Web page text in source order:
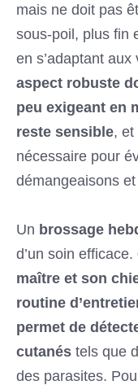
mais ne doit pas
sous-poil, plus fin
en s’adaptant
aspect robuste
peu exigeant en
reste sensible, et
nécessaire pour
démangeaisons
Un brossage
d’un soin efficace.
maître et son
routine
permet de
cutanés tels que
des parasites.